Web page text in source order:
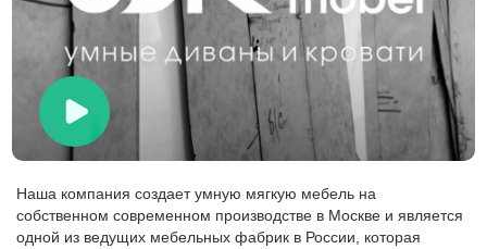
Наша компания создает умную мягкую мебель на
собственном современном производстве в Москве и является
одной из ведущих мебельных фабрик в России, которая